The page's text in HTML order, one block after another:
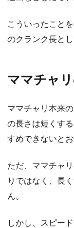
こういったこと
のクランク長と
ママチャ
ママチャリ本来
の長さは短くす
すめできないとお
ただ、ママチャ
りではなく、長
ん。
しかし、スピー